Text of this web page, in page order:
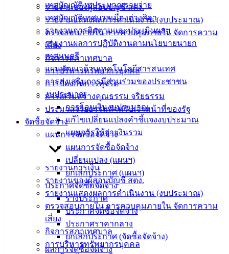
รายงานของผู้สอบบัญชี สตง.
รายงานแสดงผลการดำเนินงาน (งบประมาณ)
ตรวจสอบภายใน การควบคุมภายใน จัดการความ
เสี่ยง
กิจการสภาเทศบาล
การบริหารทรัพยากรบุคคล
การป้องกันการทุจริต
การเสริมสร้างคุณธรรม จริยธรรม
ประมวลจริยธรรมสำหรับเจ้าหน้าที่ของรัฐ
จัดซื้อจัดจ้าง
แผนการจัดซื้อจัดจ้าง
แผนการจัดซื้อจัดจ้าง
เปลี่ยนแปลง (แผนฯ)
ยกเลิกประกาศ (แผนฯ)
ประกาศจัดซื้อจัดจ้าง
ร่างประกาศ
ประกาศจัดซื้อจัดจ้าง
ประกาศราคากลาง
ยกเลิกประกาศ (จัดซื้อจัดจ้าง)
ผลการจัดซื้อจัดจ้าง
เทศบัญญัติงบประมาณรายจ่าย
เทศบัญญัติเทศบาลเมืองอ่างศิลา
รายงานการติดตามและประเมินผลฯ
รายงานผลการปฏิบัติงานตามนโยบายนายก
เทศมนตรี
แผนพัฒนาด้านเทคโนโลยีสารสนเทศ
การส่งเสริมการมีส่วนร่วมของประชาชน
งบประมาณ
การโอนเงินงบประมาณ
แก้ไขเปลี่ยนแปลงคำชี้แจงงบประมาณ
แผนการใช้จ่ายงินรวม
รายงานการเงิน
รายงานของผู้สอบบัญชี สตง.
รายงานแสดงผลการดำเนินงาน (งบประมาณ)
ตรวจสอบภายใน การควบคุมภายใน จัดการความ
เสี่ยง
กิจการสภาเทศบาล
การบริหารทรัพยากรบุคคล
คู่มือการ
ปฏิบัติ
งาน
ข่าวสาร
น่ารู้
ศุนย์
ข้อมูล
ข่าวสาร
อิเล็กทรอนิกส์
องค์
ความรู้
(Knowledge
Management)
เทศบาล
สายตรง
ประวัติ